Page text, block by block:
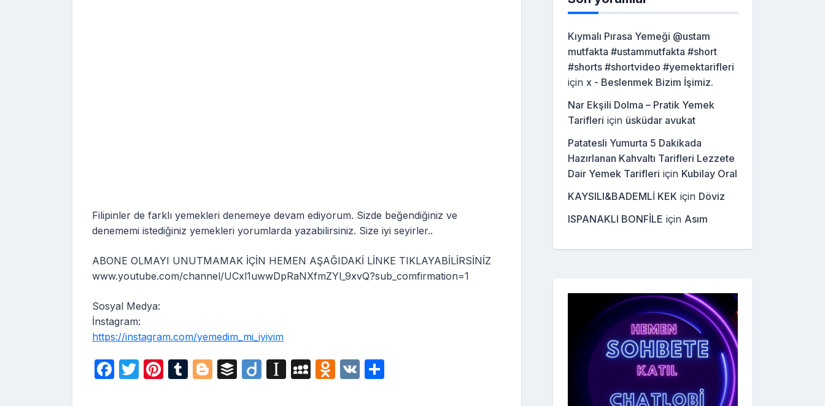
Filipinler de farklı yemekleri denemeye devam ediyorum. Sizde beğendiğiniz ve
denememi istediğiniz yemekleri yorumlarda yazabilirsiniz. Size iyi seyirler..
ABONE OLMAYI UNUTMAMAK İÇİN HEMEN AŞAĞIDAKİ LİNKE TIKLAYABİLİRSİNİZ
www.youtube.com/channel/UCxl1uwwDpRaNXfmZYl_9xvQ?sub_comfirmation=1
Sosyal Medya:
İnstagram:
https://instagram.com/yemedim_mi_iyiyim
F
T
Pi T
Bl B
Di In M O V
Kıymalı Pırasa Yemeği @ustam
mutfakta #ustammutfakta #short
#shorts #shortvideo #yemektarifleri
için x - Beslenmek Bizim İşimiz.
Nar Ekşili Dolma – Pratik Yemek
Tarifleri için üsküdar avukat
Patatesli Yumurta 5 Dakikada
Hazırlanan Kahvaltı Tarifleri Lezzete
Dair Yemek Tarifleri için Kubilay Oral
KAYSILI&BADEMLİ KEK için Döviz
ISPANAKLI BONFİLE için Asım